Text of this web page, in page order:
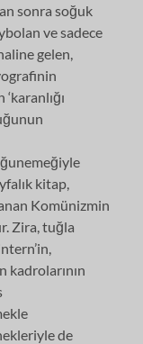
sonra soğuk
ve sadece
gelen,
kitap,
Komünizmin
Zira, tuğla
kadrolarının
de